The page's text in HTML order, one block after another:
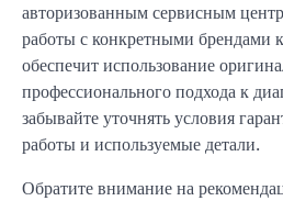
авторизованным сервисным
работы с конкретными брендами
обеспечит использование
профессионального подхода к
забывайте уточнять условия
работы и используемые детали.
Обратите внимание на